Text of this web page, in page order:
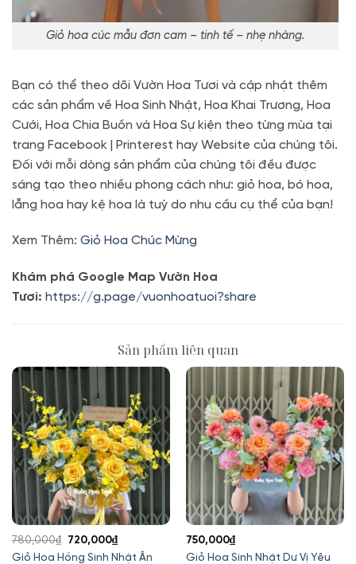
Giỏ hoa cúc mẫu đơn cam – tinh tế – nhẹ nhàng.
Bạn có thể theo dõi Vườn Hoa Tươi và cập nhật thêm
các sản phẩm về Hoa Sinh Nhật, Hoa Khai Trương, Hoa
Cưới, Hoa Chia Buồn và Hoa Sự kiện theo từng mùa tại
trang Facebook | Printerest hay Website của chúng tôi.
Đối với mỗi dòng sản phẩm của chúng tôi đều được
sáng tạo theo nhiều phong cách như: giỏ hoa, bó hoa,
lẵng hoa hay kệ hoa là tuỳ do nhu cầu cụ thể của bạn!
Xem Thêm: Giỏ Hoa Chúc Mừng
Khám phá Google Map Vườn Hoa
Tươi: https://g.page/vuonhoatuoi?share
Sản phẩm liên quan
Giỏ Hoa Hồng Sinh Nhật Ân
780,000₫
Giá
gốc
720,000₫Giá
hiện
Giỏ Hoa Sinh Nhật Dư Vị Yêu
750,000₫